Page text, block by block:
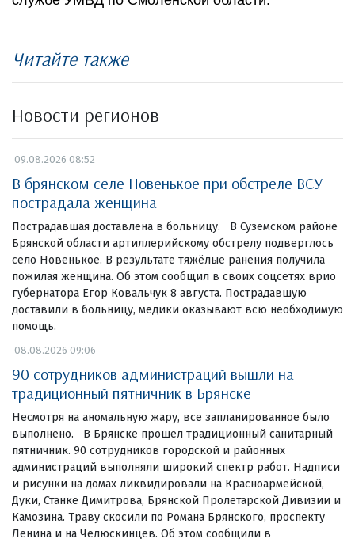
Читайте также
Новости регионов
09.08.2026 08:52
В брянском селе Новенькое при обстреле ВСУ
пострадала женщина
Пострадавшая доставлена в больницу. В Суземском районе
Брянской области артиллерийскому обстрелу подверглось
село Новенькое. В результате тяжёлые ранения получила
пожилая женщина. Об этом сообщил в своих соцсетях врио
губернатора Егор Ковальчук 8 августа. Пострадавшую
доставили в больницу, медики оказывают всю необходимую
помощь.
08.08.2026 09:06
90 сотрудников администраций вышли на
традиционный пятничник в Брянске
Несмотря на аномальную жару, все запланированное было
выполнено. В Брянске прошел традиционный санитарный
пятничник. 90 сотрудников городской и районных
администраций выполняли широкий спектр работ. Надписи
и рисунки на домах ликвидировали на Красноармейской,
Дуки, Станке Димитрова, Брянской Пролетарской Дивизии и
Камозина. Траву скосили по Романа Брянского, проспекту
Ленина и на Челюскинцев. Об этом сообщили в